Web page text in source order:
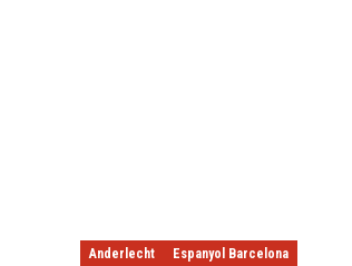
Anderlecht Espanyol Barcelona